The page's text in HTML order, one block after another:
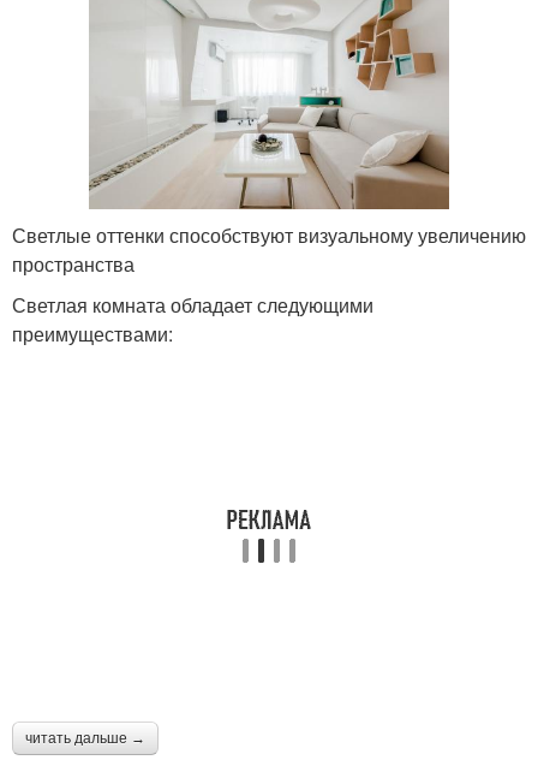
Светлые оттенки способствуют визуальному увеличению
пространства
Светлая комната обладает следующими
преимуществами:
читать дальше →